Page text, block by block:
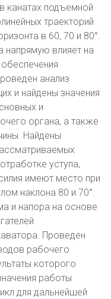
канатах подъемной
траекторий
в 60, 70 и 80°.
напрямую влияет на
анализ
и найдены значения
и
органа, а также
Найдены
уступа,
имеют место при
наклона 80 и 70°.
и напора на основе
Проведен
рабочего
которого
работы
для дальнейшей